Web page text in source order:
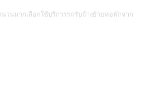
วนมากเลือกใช้บริการรถรับจ้างย้ายหอพักจาก